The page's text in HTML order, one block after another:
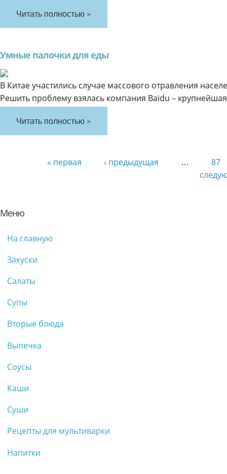
Читать полностью »
Умные палочки для еды
В Китае участились случае массового отравления
Решить проблему взялась компания Baidu –
Читать полностью »
« первая ‹ предыдущая …
87
Меню
На главную
Закуски
Салаты
Супы
Вторые блюда
Выпечка
Соусы
Каши
Суши
Рецепты для мультиварки
Напитки